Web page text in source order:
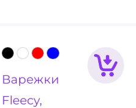
Варежки
Fleecy,